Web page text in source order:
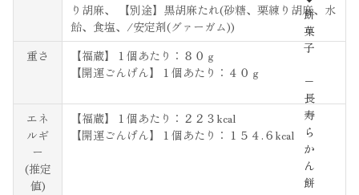
餅
菓
子
−
長
寿
ら
か
ん
餅
り胡麻、 【別途】黒胡麻たれ(砂糖、栗練り胡麻、水
飴、食塩、/安定剤(グァーガム))
重さ
【福蔵】１個あたり：８０ｇ
【開運ごんげん】１個あたり：４０ｇ
エネ
ルギ
ー
(推定
値)
【福蔵】１個あたり：２２３kcal
【開運ごんげん】１個あたり：１５４.６kcal